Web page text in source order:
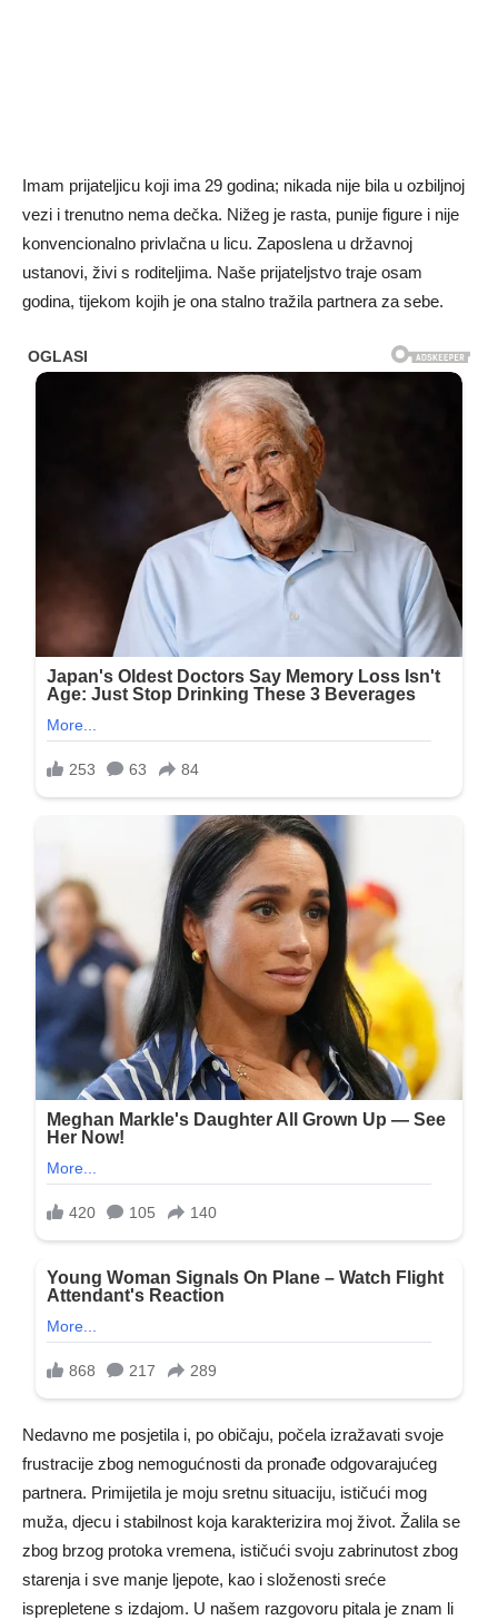
Imam prijateljicu koji ima 29 godina; nikada nije bila u ozbiljnoj
vezi i trenutno nema dečka. Nižeg je rasta, punije figure i nije
konvencionalno privlačna u licu. Zaposlena u državnoj
ustanovi, živi s roditeljima. Naše prijateljstvo traje osam
godina, tijekom kojih je ona stalno tražila partnera za sebe.
Nedavno me posjetila i, po običaju, počela izražavati svoje
frustracije zbog nemogućnosti da pronađe odgovarajućeg
partnera. Primijetila je moju sretnu situaciju, ističući mog
muža, djecu i stabilnost koja karakterizira moj život. Žalila se
zbog brzog protoka vremena, ističući svoju zabrinutost zbog
starenja i sve manje ljepote, kao i složenosti sreće
isprepletene s izdajom. U našem razgovoru pitala je znam li